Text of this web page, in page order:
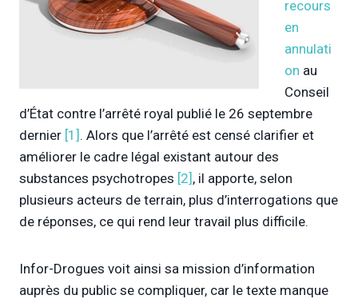
recours
en
annulati
on au
Conseil
d’État contre l’arrêté royal publié le 26 septembre
dernier [1] . Alors que l’arrêté est censé clarifier et
améliorer le cadre légal existant autour des
substances psychotropes [2] , il apporte, selon
plusieurs acteurs de terrain, plus d’interrogations que
de réponses, ce qui rend leur travail plus difficile.
Infor-Drogues voit ainsi sa mission d’information
auprès du public se compliquer, car le texte manque